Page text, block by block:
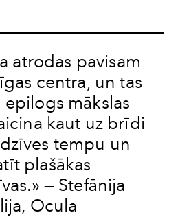
atrodas pavisam
centra, un tas
mākslas
kaut uz brīdi
tempu un
plašākas
— Stefānija
Ocula